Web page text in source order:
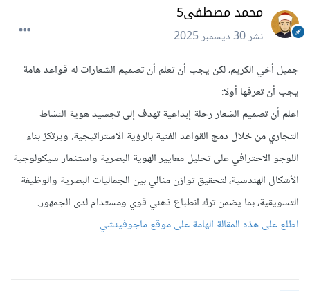
محمد مصطفى5
نشر30 ديسمبر 2025
جميل أخي الكريم، لكن يجب أن تعلم أن تصميم الشعارات له قواعد هامة
يجب أن تعرفها أولا:
اعلم أن تصميم الشعار رحلة إبداعية تهدف إلى تجسيد هوية النشاط
التجاري من خلال دمج القواعد الفنية بالرؤية الاستراتيجية. ويرتكز بناء
اللوجو الاحترافي على تحليل معايير الهوية البصرية واستثمار سيكولوجية
الأشكال الهندسية، لتحقيق توازن مثالي بين الجماليات البصرية والوظيفة
التسويقية، بما يضمن ترك انطباع ذهني قوي ومستدام لدى الجمهور.
اطلع على هذه المقالة الهامة على موقع ماجوفينشي